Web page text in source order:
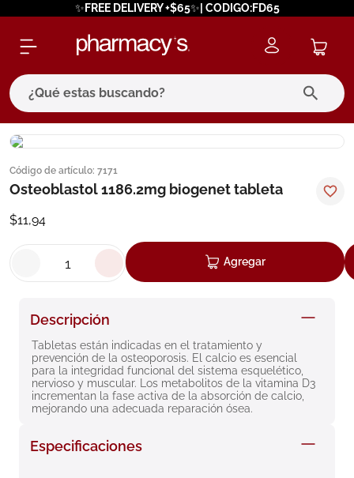
✨FREE DELIVERY +$65✨| CODIGO:FD65
¿Qué estas buscando?
Código de artículo: 7171
Osteoblastol 1186.2mg biogenet tableta
$11,94
Agregar
Descripción
Tabletas están indicadas en el tratamiento y
prevención de la osteoporosis. El calcio es esencial
para la integridad funcional del sistema esquelético,
nervioso y muscular. Los metabolitos de la vitamina D3
incrementan la fase activa de la absorción de calcio,
mejorando una adecuada reparación ósea.
Especificaciones
términos más buscados
1. eucerin
3 .
pilexil
5. cerave
6 degraler
7. isdin
8. roche posay
9. megacistin